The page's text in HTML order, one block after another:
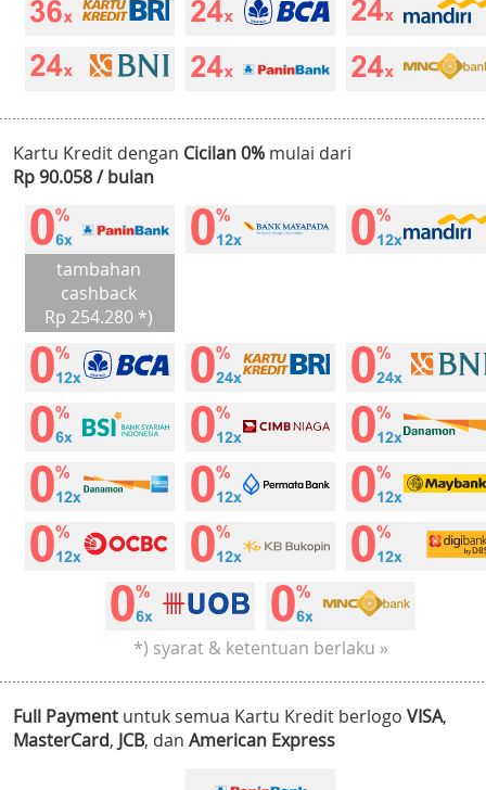
Kartu Kredit dengan Cicilan 0% mulai dari
Rp 90.058 / bulan
tambahan
cashback
Rp 254.280 *)
*) syarat & ketentuan berlaku »
Full Payment untuk semua Kartu Kredit berlogo VISA,
MasterCard, JCB, dan American Express